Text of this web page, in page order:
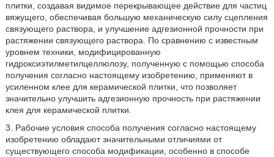
плитки, создавая видимое перекрывающее действие для частиц
вяжущего, обеспечивая большую механическую силу сцепления
связующего раствора, и улучшение адгезионной прочности при
растяжении связующего раствора. По сравнению с известным
уровнем техники, модифицированную
гидроксиэтилметилцеллюлозу, полученную с помощью способа
получения согласно настоящему изобретению, применяют в
усиленном клее для керамической плитки, что позволяет
значительно улучшить адгезионную прочность при растяжении
клея для керамической плитки.
3. Рабочие условия способа получения согласно настоящему
изобретению обладают значительными отличиями от
существующего способа модификации, особенно в способе